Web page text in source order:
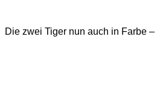
Die zwei Tiger nun auch in Farbe